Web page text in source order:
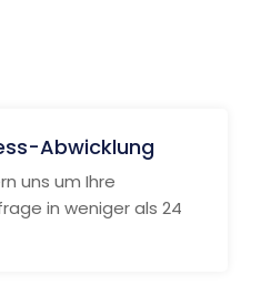
Abwicklung
uns um Ihre
in weniger als 24